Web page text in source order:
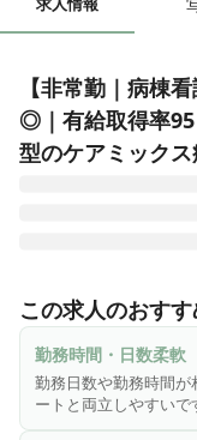
【非常勤｜病棟
◎｜有給取得率
型のケアミック
たま日吉台病院は一
養病床82床のケアミ
看護師は正看・准看
すい職場作りをモッ
▷▷子育てとの両立を
この求人のおす
勤務時間・日数柔軟
勤務日数や勤務時間
ートと両立しやすいで